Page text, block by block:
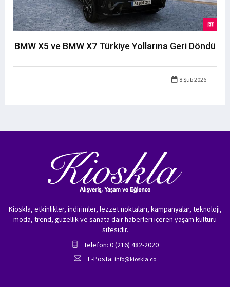
BMW X5 ve BMW X7 Türkiye Yollarına Geri Döndü
8 Şub 2026
Kioskla, etkinlikler, indirimler, lezzet noktaları, kampanyalar, teknoloji,
moda, trend, güzellik ve sanata dair haberleri içeren yaşam kültürü
sitesidir.
Telefon: 0 (216) 482-2020
E-Posta: info@kioskla.co